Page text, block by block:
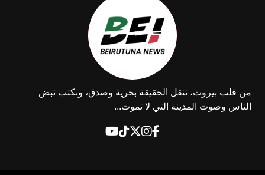
حريق كبيرفي محيط كوثرية
السياد والأهالي يناشدون
من قلب بيروت، ننقل الحقيقة بحرية وصدق، ونكتب نبض
الناس وصوت المدينة التي لا تموت...